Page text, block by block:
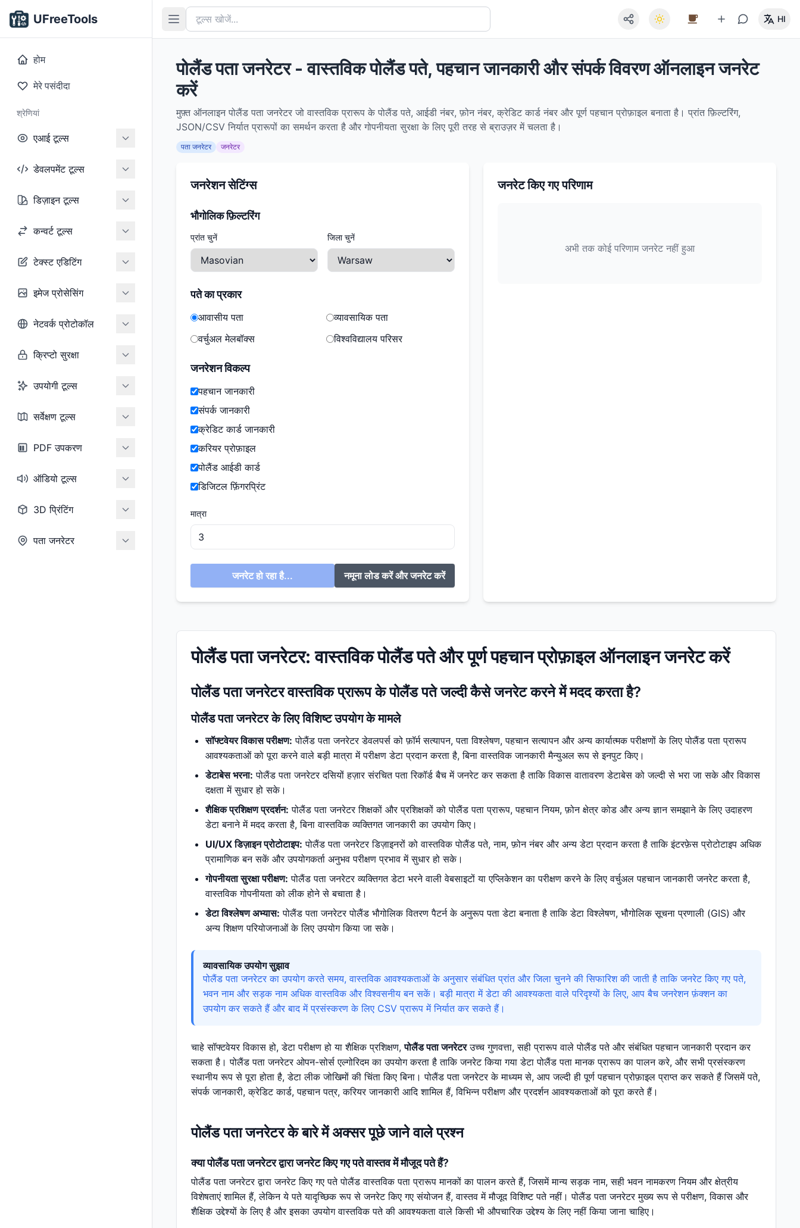
UFreeTools
होम
मेरे पसंदीदा
श्रेणियां
एआई टूल्स
डेवलपमेंट टूल्स
डिज़ाइन टूल्स
कन्वर्ट टूल्स
टेक्स्ट एडिटिंग
इमेज प्रोसेसिंग
नेटवर्क प्रोटोकॉल
क्रिप्टो सुरक्षा
उपयोगी टूल्स
सर्वेक्षण टूल्स
PDF उपकरण
ऑडियो टूल्स
3D प्रिंटिंग
पता जनरेटर
HI
पोलैंड पता जनरेटर - वास्तविक पोलैंड पते, पहचान जानकारी और संपर्क विवरण ऑनलाइन जनरेट
करें
मुफ़्त ऑनलाइन पोलैंड पता जनरेटर जो वास्तविक प्रारूप के पोलैंड पते, आईडी नंबर, फ़ोन नंबर, क्रेडिट कार्ड नंबर और पूर्ण पहचान प्रोफ़ाइल बनाता है। प्रांत फ़िल्टरिंग,
JSON/CSV निर्यात प्रारूपों का समर्थन करता है और गोपनीयता सुरक्षा के लिए पूरी तरह से ब्राउज़र में चलता है।
पता जनरेटर जनरेटर
जनरेशन सेटिंग्स
भौगोलिक फ़िल्टरिंग
प्रांत चुनें जिला चुनें
पते का प्रकार
आवासीय पता
व्यावसायिक पता
वर्चुअल मेलबॉक्स
विश्वविद्यालय परिसर
जनरेशन विकल्प
पहचान जानकारी
संपर्क जानकारी
क्रेडिट कार्ड जानकारी
करियर प्रोफ़ाइल
पोलैंड आईडी कार्ड
डिजिटल फ़िंगरप्रिंट
मात्रा
जनरेट हो रहा है... नमूना लोड करें और जनरेट करें
जनरेट किए गए परिणाम
अभी तक कोई परिणाम जनरेट नहीं हुआ
पोलैंड पता जनरेटर: वास्तविक पोलैंड पते और पूर्ण पहचान प्रोफ़ाइल ऑनलाइन जनरेट करें
पोलैंड पता जनरेटर वास्तविक प्रारूप के पोलैंड पते जल्दी कैसे जनरेट करने में मदद करता है?
पोलैंड पता जनरेटर के लिए विशिष्ट उपयोग के मामले
सॉफ्टवेयर विकास परीक्षण: पोलैंड पता जनरेटर डेवलपर्स को फ़ॉर्म सत्यापन, पता विश्लेषण, पहचान सत्यापन और अन्य कार्यात्मक परीक्षणों के लिए पोलैंड पता प्रारूप
आवश्यकताओं को पूरा करने वाले बड़ी मात्रा में परीक्षण डेटा प्रदान करता है, बिना वास्तविक जानकारी मैन्युअल रूप से इनपुट किए।
डेटाबेस भरना: पोलैंड पता जनरेटर दसियों हज़ार संरचित पता रिकॉर्ड बैच में जनरेट कर सकता है ताकि विकास वातावरण डेटाबेस को जल्दी से भरा जा सके और विकास
दक्षता में सुधार हो सके।
शैक्षिक प्रशिक्षण प्रदर्शन: पोलैंड पता जनरेटर शिक्षकों और प्रशिक्षकों को पोलैंड पता प्रारूप, पहचान नियम, फ़ोन क्षेत्र कोड और अन्य ज्ञान समझाने के लिए उदाहरण
डेटा बनाने में मदद करता है, बिना वास्तविक व्यक्तिगत जानकारी का उपयोग किए।
UI/UX डिज़ाइन प्रोटोटाइप: पोलैंड पता जनरेटर डिज़ाइनरों को वास्तविक पोलैंड पते, नाम, फ़ोन नंबर और अन्य डेटा प्रदान करता है ताकि इंटरफ़ेस प्रोटोटाइप अधिक
प्रामाणिक बन सकें और उपयोगकर्ता अनुभव परीक्षण प्रभाव में सुधार हो सके।
गोपनीयता सुरक्षा परीक्षण: पोलैंड पता जनरेटर व्यक्तिगत डेटा भरने वाली वेबसाइटों या एप्लिकेशन का परीक्षण करने के लिए वर्चुअल पहचान जानकारी जनरेट करता है,
वास्तविक गोपनीयता को लीक होने से बचाता है।
डेटा विश्लेषण अभ्यास: पोलैंड पता जनरेटर पोलैंड भौगोलिक वितरण पैटर्न के अनुरूप पता डेटा बनाता है ताकि डेटा विश्लेषण, भौगोलिक सूचना प्रणाली (GIS) और
अन्य शिक्षण परियोजनाओं के लिए उपयोग किया जा सके।
व्यावसायिक उपयोग सुझाव
पोलैंड पता जनरेटर का उपयोग करते समय, वास्तविक आवश्यकताओं के अनुसार संबंधित प्रांत और जिला चुनने की सिफारिश की जाती है ताकि जनरेट किए गए पते,
भवन नाम और सड़क नाम अधिक वास्तविक और विश्वसनीय बन सकें। बड़ी मात्रा में डेटा की आवश्यकता वाले परिदृश्यों के लिए, आप बैच जनरेशन फ़ंक्शन का
उपयोग कर सकते हैं और बाद में प्रसंस्करण के लिए CSV प्रारूप में निर्यात कर सकते हैं।
चाहे सॉफ्टवेयर विकास हो, डेटा परीक्षण हो या शैक्षिक प्रशिक्षण,पोलैंड पता जनरेटरउच्च गुणवत्ता, सही प्रारूप वाले पोलैंड पते और संबंधित पहचान जानकारी प्रदान कर
सकता है। पोलैंड पता जनरेटर ओपन-सोर्स एल्गोरिदम का उपयोग करता है ताकि जनरेट किया गया डेटा पोलैंड पता मानक प्रारूप का पालन करे, और सभी प्रसंस्करण
स्थानीय रूप से पूरा होता है, डेटा लीक जोखिमों की चिंता किए बिना। पोलैंड पता जनरेटर के माध्यम से, आप जल्दी ही पूर्ण पहचान प्रोफ़ाइल प्राप्त कर सकते हैं जिसमें पते,
संपर्क जानकारी, क्रेडिट कार्ड, पहचान पत्र, करियर जानकारी आदि शामिल हैं, विभिन्न परीक्षण और प्रदर्शन आवश्यकताओं को पूरा करते हैं।
पोलैंड पता जनरेटर के बारे में अक्सर पूछे जाने वाले प्रश्न
क्या पोलैंड पता जनरेटर द्वारा जनरेट किए गए पते वास्तव में मौजूद पते हैं?
पोलैंड पता जनरेटर द्वारा जनरेट किए गए पते पोलैंड वास्तविक पता प्रारूप मानकों का पालन करते हैं, जिसमें मान्य सड़क नाम, सही भवन नामकरण नियम और क्षेत्रीय
विशेषताएं शामिल हैं, लेकिन ये पते यादृच्छिक रूप से जनरेट किए गए संयोजन हैं, वास्तव में मौजूद विशिष्ट पते नहीं। पोलैंड पता जनरेटर मुख्य रूप से परीक्षण, विकास और
शैक्षिक उद्देश्यों के लिए है और इसका उपयोग वास्तविक पते की आवश्यकता वाले किसी भी औपचारिक उद्देश्य के लिए नहीं किया जाना चाहिए।